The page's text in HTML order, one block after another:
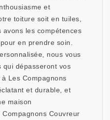
et
toiture soit en tuiles,
les compétences
en prendre soin.
nous vous
qui dépasseront vos
Les Compagnons
et durable, et
maison
Couvreur